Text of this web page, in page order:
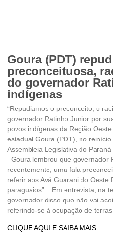
Goura (PDT)
preconceituosa,
do governador
indígenas
“Repudiamos o preconceito, o
governador Ratinho Junior por
povos indígenas da Região
estadual Goura (PDT), no
Assembleia Legislativa do
Goura lembrou que governador
recentemente, uma fala
referir aos Avá Guarani do Oeste
paraguaios”. Em entrevista, na
governador disse que não vai
referindo-se à ocupação de terras
CLIQUE AQUI E SAIBA MAIS